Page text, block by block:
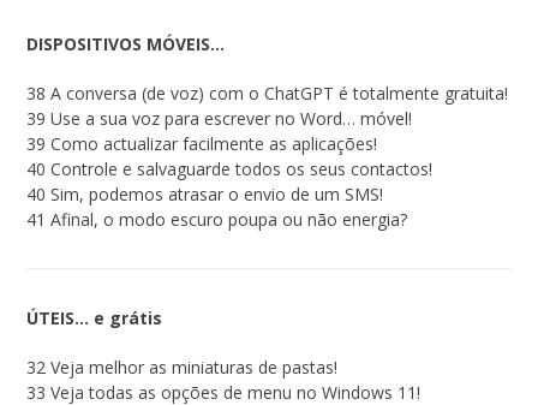
DISPOSITIVOS MÓVEIS…
38 A conversa (de voz) com o ChatGPT é totalmente gratuita!
39 Use a sua voz para escrever no Word… móvel!
39 Como actualizar facilmente as aplicações!
40 Controle e salvaguarde todos os seus contactos!
40 Sim, podemos atrasar o envio de um SMS!
41 Afinal, o modo escuro poupa ou não energia?
ÚTEIS… e grátis
32 Veja melhor as miniaturas de pastas!
33 Veja todas as opções de menu no Windows 11!